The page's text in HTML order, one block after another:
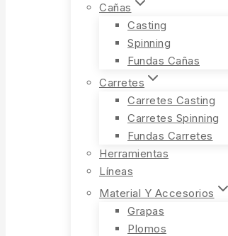
Cañas
Casting
Spinning
Fundas Cañas
Carretes
Carretes Casting
Carretes Spinning
Fundas Carretes
Herramientas
Líneas
Material Y Accesorios
Grapas
Plomos